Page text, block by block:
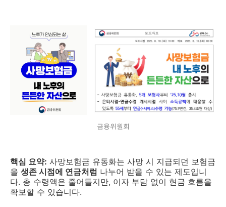
금융위원회
핵심 요약: 사망보험금 유동화는 사망 시 지급되던 보험금
을 생존 시점에 연금처럼 나누어 받을 수 있는 제도입니
다. 총 수령액은 줄어들지만, 이자 부담 없이 현금 흐름을
확보할 수 있습니다.